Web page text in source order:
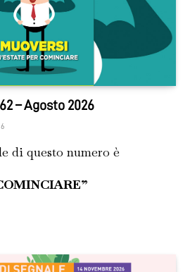
– Agosto 2026
di questo numero è